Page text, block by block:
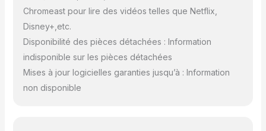
comme TV
Book/ordinateurs
portables/Clé USB/X-
parleurs,etc. Entrez dans
Chromeast pour lire des vidéos telles que Netflix,
Disney+,etc.
Disponibilité des pièces détachées : Information
indisponible sur les pièces détachées
Mises à jour logicielles garanties jusqu’à : Information
non disponible